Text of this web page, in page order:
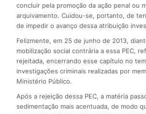
concluir pela promoção da ação penal ou
arquivamento. Cuidou-se, portanto, de
de impedir o avanço dessa atribuição
Felizmente, em 25 de junho de 2013,
mobilização social contrária a essa PEC,
rejeitada, encerrando esse capítulo no
investigações criminais realizadas por
Ministério Público.
Após a rejeição dessa PEC, a matéria
sedimentação mais acentuada, de modo